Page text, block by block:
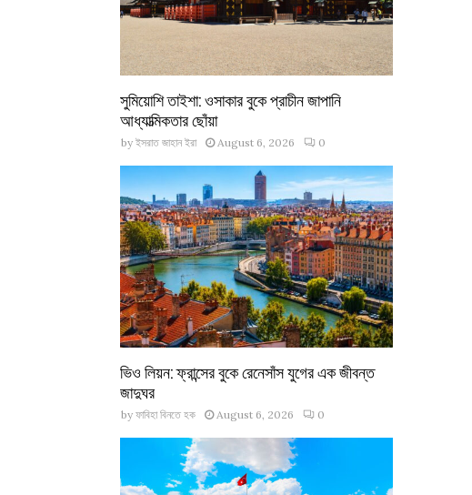
সুমিয়োশি তাইশা: ওসাকার বুকে প্রাচীন জাপানি
আধ্যাত্মিকতার ছোঁয়া
by ইসরাত জাহান ইরা August 6, 2026 0
ভিও লিয়ন: ফ্রান্সের বুকে রেনেসাঁস যুগের এক জীবন্ত
জাদুঘর
by ফাবিহা বিনতে হক August 6, 2026 0